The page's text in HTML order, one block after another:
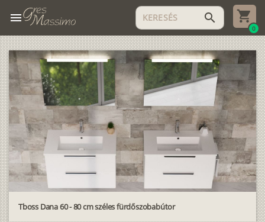
menu search
0
Tboss Dana 60 - 80 cm széles fürdőszobabútor